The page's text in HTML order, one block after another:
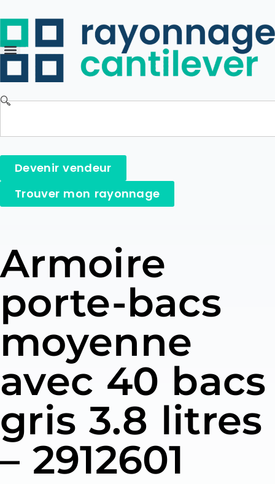
Devenir vendeur
Trouver mon rayonnage
Armoire
porte-bacs
moyenne
avec 40 bacs
gris 3.8 litres
– 2912601